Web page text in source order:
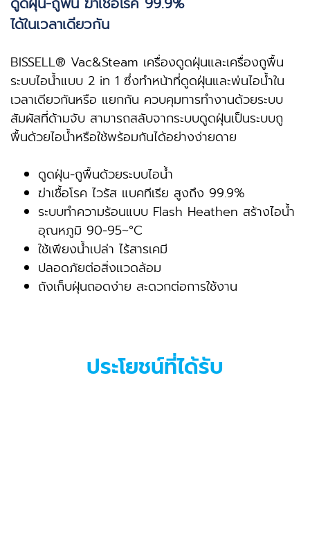
ได้ในเวลาเดียวกัน
BISSELL® Vac&Steam เครื่องดูดฝุ่นและเครื่องถูพื้น
ระบบไอน้ำแบบ 2 iท 1 ซึ่งทำหน้าที่ดูดฝุ่นและพ่นไอน้ำใน
เวลาเดียวกันหรือ แยกกัน ควบคุมทารทำงานด้วยระบบ
สัมผัสที่ด้ามจับ สามารถสลับจากระบบดูดฝุ่นเป็นระบบถู
พื้นด้วยไอน้ำหรือใช้พร้อมกันได้อย่างง่ายดาย
ดูดฝุ่น-ถูพื้นด้วยระบบไอน้ำ
ฆ่าเชื้อโรค ไวรัส แบคทีเรีย สูงถึง 99.9%
ระบบทำความร้อนแบบ Flash Heathen สร้างไอน้ำ
อุณหภูมิ 90-95~°C
ใช้เพียงน้ำเปล่า ไร้สารเคมี
ปลอดภัยต่อสิ่งเเวดล้อม
ถังเก็บฝุ่นถอดง่าย สะดวกต่อการใช้งาน
ประโยชน์ที่ได้รับ